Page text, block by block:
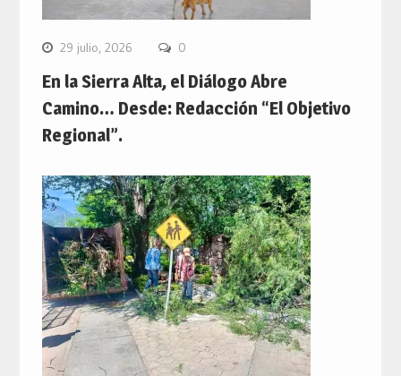
29 julio, 2026 0
En la Sierra Alta, el Diálogo Abre
Camino… Desde: Redacción “El Objetivo
Regional”.